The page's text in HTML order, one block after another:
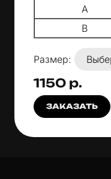
A
B
Размер:
1150 р.
ЗАКАЗАТЬ